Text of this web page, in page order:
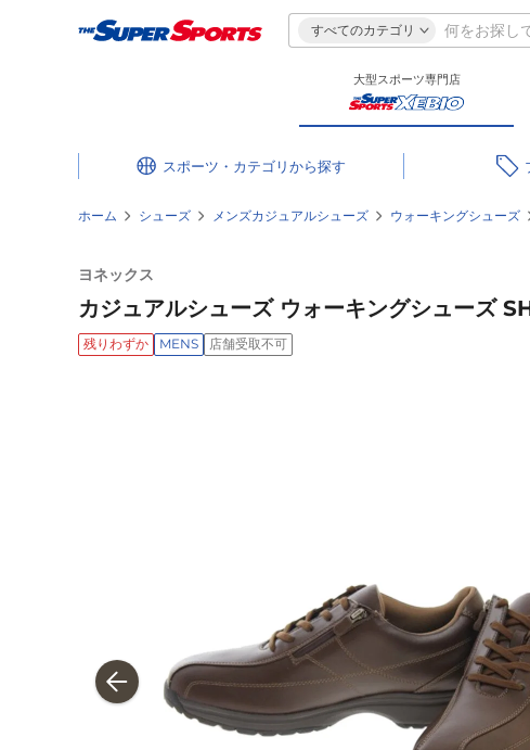
すべてのカテゴリ
大型スポーツ専門店
スポーツ・カテゴリ
ホーム シューズ メンズカジュアルシューズ ウォーキングシューズ
ヨネックス
カジュアルシューズ ウォーキングシューズ
残りわずか MENS 店舗受取不可